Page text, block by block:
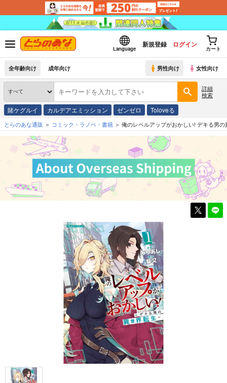
Language
新規登録 ログイン
カート
全年齢向け 成年向け 男性向け 女性向け
詳細
検索
賭ケグルイ カルデアエミッション ゼンゼロ Toloveる
とらのあな通販 コミック・ラノベ・書籍 俺のレベルアップがおかしい! デキる男の